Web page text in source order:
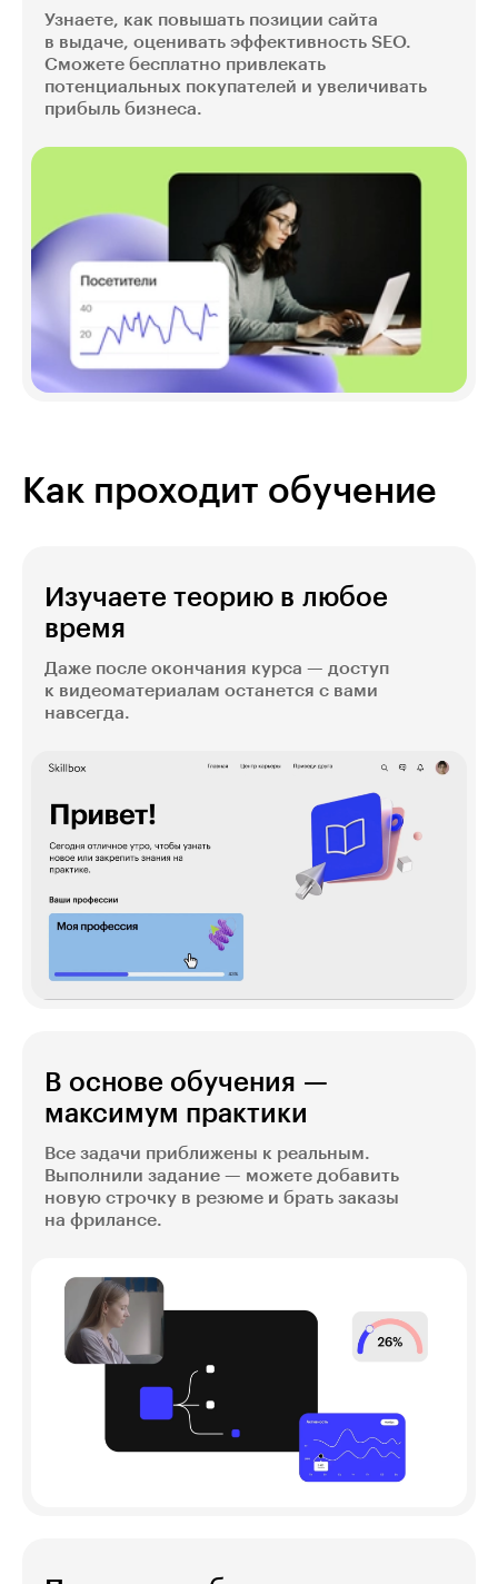
Узнаете, как повышать позиции сайта
в выдаче, оценивать эффективность SEO.
Сможете бесплатно привлекать
потенциальных покупателей и увеличивать
прибыль бизнеса.
Как проходит обучение
Изучаете теорию в любое
время
Даже после окончания курса — доступ
к видеоматериалам останется с вами
навсегда.
В основе обучения —
максимум практики
Все задачи приближены к реальным.
Выполнили задание — можете добавить
новую строчку в резюме и брать заказы
на фрилансе.